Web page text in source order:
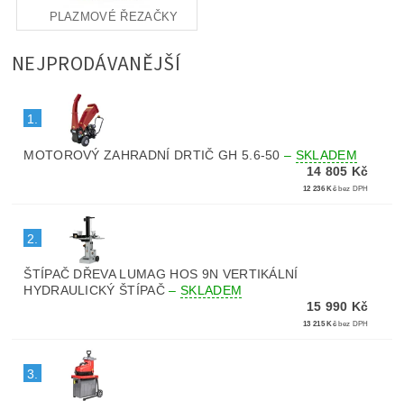
PLAZMOVÉ ŘEZAČKY
NEJPRODÁVANĚJŠÍ
1.
MOTOROVÝ ZAHRADNÍ DRTIČ GH 5.6-50– SKLADEM
14 805 Kč
12 236 Kč bez DPH
2.
ŠTÍPAČ DŘEVA LUMAG HOS 9N VERTIKÁLNÍ
HYDRAULICKÝ ŠTÍPAČ– SKLADEM
15 990 Kč
13 215 Kč bez DPH
3.